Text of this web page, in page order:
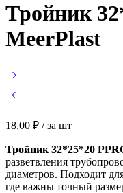
Тройник
MeerPlast
18,00 ₽ / за шт
Тройник 32*25*20
разветвления
диаметров. Подходит
где важны точный